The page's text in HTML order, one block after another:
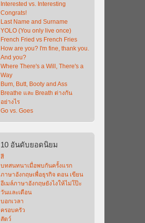
Interested vs. Interesting
Congrats!
Last Name and Surname
YOLO (You only live once)
French Fried vs French Fries
How are you? I'm fine, thank you.
And you?
Where There's a Will, There's a
Way
Bum, Butt, Booty and Ass
Breathe และ Breath ต่างกัน
อย่างไร
Go vs. Goes
10 อันดับยอดนิยม
สี
บทสนทนาเมื่อพบกันครั้งแรก
ภาษาอังกฤษเพื่อธุรกิจ ตอน เขียน
อีเมล์ภาษาอังกฤษยังไงให้ไม่โป๊ะ
วันและเดือน
บอกเวลา
ครอบครัว
สัตว์